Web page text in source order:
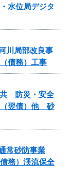
水位局デジタ
川局部改良事
債務）工事
共 防災・安全
（翌債）他 砂
常砂防事業
務）渓流保全